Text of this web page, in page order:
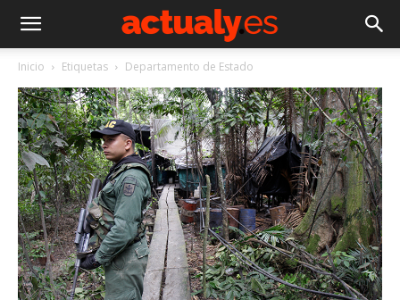
Inicio Etiquetas Departamento de Estado